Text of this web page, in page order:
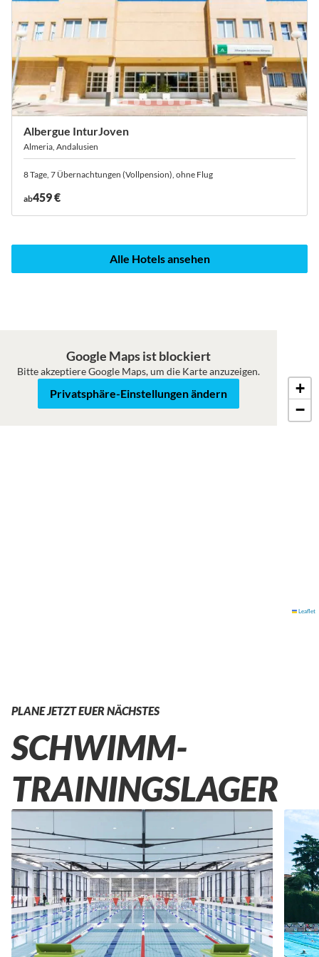
Albergue InturJoven
Almeria, Andalusien
8 Tage, 7 Übernachtungen (Vollpension), ohne Flug
ab459 €
Alle Hotels ansehen
Karte Satellit
+
−
Leaflet
Google Maps ist blockiert
Bitte akzeptiere Google Maps, um die Karte anzuzeigen.
Privatsphäre-Einstellungen ändern
PLANE JETZT EUER NÄCHSTES
SCHWIMM-
TRAININGSLAGER